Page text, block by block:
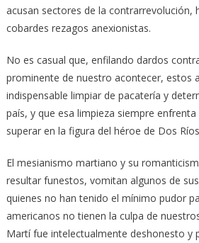
acusan sectores de la contrarrevolución,
cobardes rezagos anexionistas.
No es casual que, enfilando dardos
prominente de nuestro acontecer, estos
indispensable limpiar de pacatería y
país, y que esa limpieza siempre
superar en la figura del héroe de Dos
El mesianismo martiano y su
resultar funestos, vomitan algunos de
quienes no han tenido el mínimo pudor
americanos no tienen la culpa de
Martí fue intelectualmente deshonesto y